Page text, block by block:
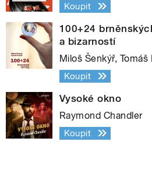
Koupit
100+24
a bizarností
Miloš Šenkýř, Tomáš
Koupit
Vysoké okno
Raymond Chandler
Koupit